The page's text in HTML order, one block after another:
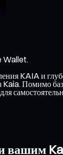
Wallet.
KAIA и
Kaia. Помимо
вашим